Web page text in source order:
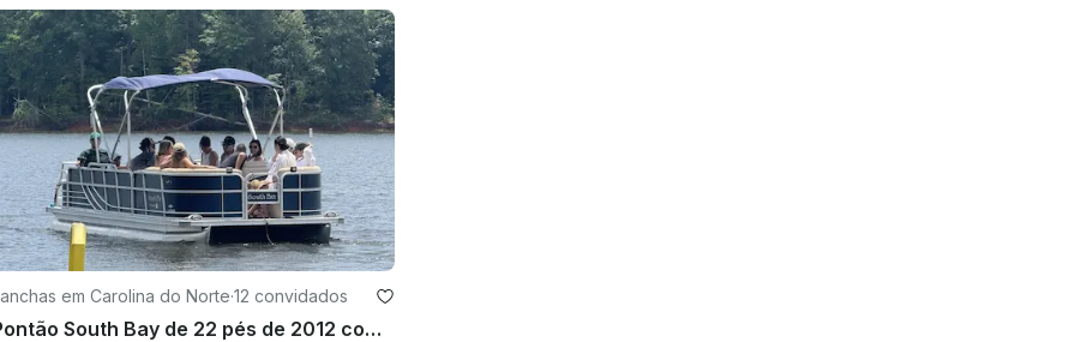
disso, será aplicada uma taxa de devolução
é rigorosamente aplicada para garantir a entrega
de locação e não pode ser adicionada
em Carolina do Norte·12 convidados
Pontão South Bay de 22 pés de 2012 com grade e tubos disponíveis mediante solicitação!